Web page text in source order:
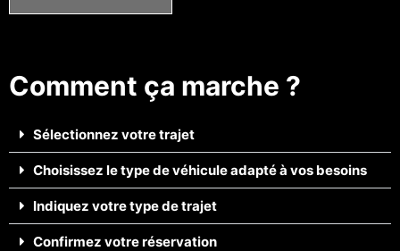
Comment ça marche ?
Sélectionnez votre trajet
Choisissez le type de véhicule adapté à vos besoins
Indiquez votre type de trajet
Confirmez votre réservation